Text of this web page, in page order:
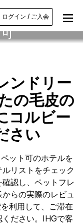
ログイン / ご入会
ンドリー
の毛皮の
コルビー
さい
ット可のホテルを
リストをチェック
認し、ペットフレ
らの実際のレビュ
利用して、ご滞在
ださい。IHGで客